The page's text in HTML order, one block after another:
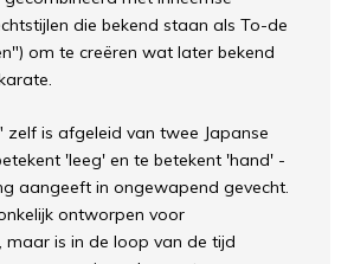
die bekend staan als To-de
om te creëren wat later bekend
is afgeleid van twee Japanse
'leeg' en te betekent 'hand' -
aangeeft in ongewapend gevecht.
ontworpen voor
maar is in de loop van de tijd